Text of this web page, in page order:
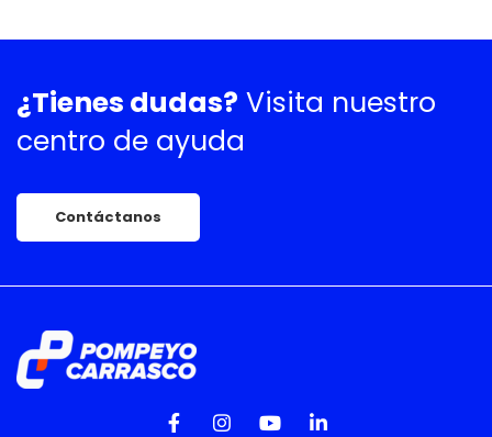
¿Tienes dudas? Visita nuestro
centro de ayuda
Contáctanos